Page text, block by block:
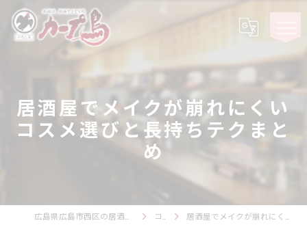
居酒屋でメイクが崩れにくい
コスメ選びと長持ちテクまと
め
コラム 居酒屋でメイクが崩れにくいコスメ選びと長持ちテクまとめ